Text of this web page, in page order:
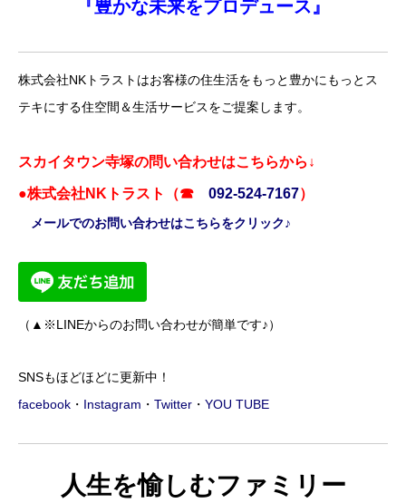
『 豊かな未来をプロデュース』
株式会社NKトラストはお客様の住生活をもっと豊かにもっとス
テキにする住空間＆生活サービスをご提案します。
スカイタウン寺塚の問い合わせはこちらから↓
●株式会社NKトラスト（☎ 092-524-7167）
メールでのお問い合わせはこちらをクリック♪
（▲※LINEからのお問い合わせが簡単です♪）
SNSもほどほどに更新中！
facebook ・ Instagram ・ Twitter ・ YOU TUBE
人生を愉しむファミリー